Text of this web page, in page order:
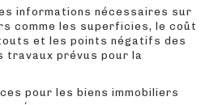
informations nécessaires sur
comme les superficies, le coût
et les points négatifs des
travaux prévus pour la
pour les biens immobiliers